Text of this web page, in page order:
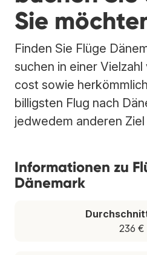
Sie
Finden Sie Flüge
suchen in einer
cost sowie
billigsten Flug nach
jedwedem anderen
Informationen zu
Dänemark
236 €